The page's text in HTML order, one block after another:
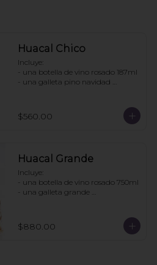
Huacal Chico
Incluye:
- una botella de vino rosado 187ml
- una galleta pino navidad
- 1 bolsa enjambres de chocolate
- 1 bote pretzels con chocolate
$560.00
Huacal Grande
Incluye:
- una botella de vino rosado 750ml
- una galleta grande
- 1 bote de enjambres con
chocolate
$880.00